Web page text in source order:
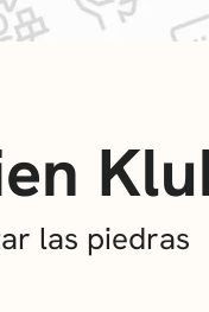
las piedras